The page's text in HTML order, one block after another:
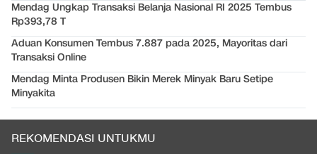
Mendag Ungkap Transaksi Belanja Nasional RI 2025 Tembus
Rp393,78 T
Aduan Konsumen Tembus 7.887 pada 2025, Mayoritas dari
Transaksi Online
Mendag Minta Produsen Bikin Merek Minyak Baru Setipe
Minyakita
REKOMENDASI UNTUKMU